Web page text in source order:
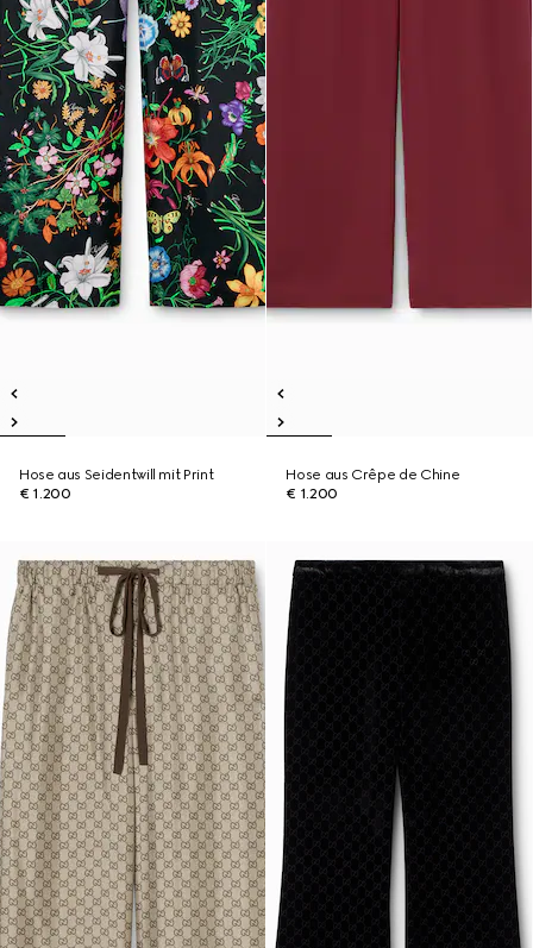
Hose aus Seidentwill mit Print
€ 1.200
Hose aus Crêpe de Chine
€ 1.200